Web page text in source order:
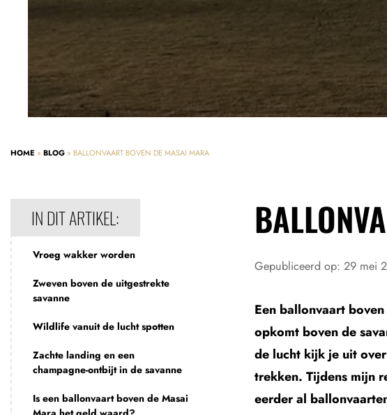
HOME » BLOG » BALLONVAART BOVEN DE MASAI MARA
Gepubliceerd op: 29 mei
Een ballonvaart
opkomt boven de
de lucht kijk je uit
trekken. Tijdens mijn
eerder al
IN DIT ARTIKEL:
Vroeg wakker worden
Zweven boven de uitgestrekte
savanne
Wildlife vanuit de lucht spotten
Zachte landing en een
champagne-ontbijt in de savanne
Is een ballonvaart boven de Masai